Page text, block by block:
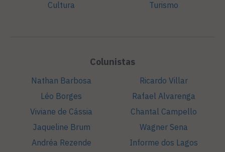
Cultura
Turismo
Colunistas
Nathan Barbosa
Léo Borges
Viviane de Cássia
Jaqueline Brum
Andréa Rezende
Ricardo Villar
Rafael Alvarenga
Chantal Campello
Wagner Sena
Informe dos Lagos